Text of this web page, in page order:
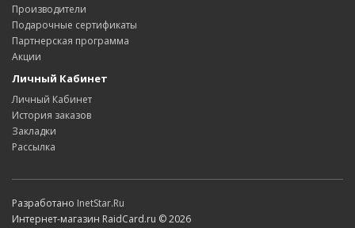
Производители
Подарочные сертификаты
Партнерская программа
Акции
Личный Кабинет
Личный Кабинет
История заказов
Закладки
Рассылка
Разработано InetStar.Ru
Интернет-магазин RaidCard.ru © 2026